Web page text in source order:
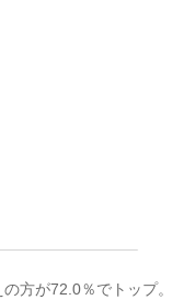
方が72.0％でトップ。